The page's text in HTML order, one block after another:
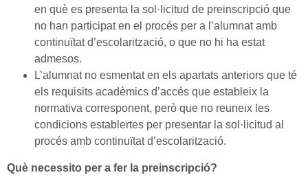
en què es presenta la sol·licitud de preinscripció que
no han participat en el procés per a l’alumnat amb
continuïtat d’escolarització, o que no hi ha estat
admesos.
L’alumnat no esmentat en els apartats anteriors que té
els requisits acadèmics d’accés que estableix la
normativa corresponent, però que no reuneix les
condicions establertes per presentar la sol·licitud al
procés amb continuïtat d’escolarització.
Què necessito per a fer la preinscripció?